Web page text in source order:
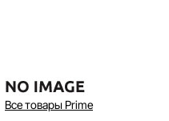
Все товары Prime